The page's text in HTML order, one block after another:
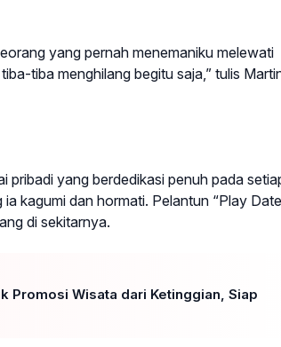
yang pernah menemaniku melewati
tiba menghilang begitu saja,” tulis
pribadi yang berdedikasi penuh pada
kagumi dan hormati. Pelantun “Play
di sekitarnya.
Promosi Wisata dari Ketinggian, Siap